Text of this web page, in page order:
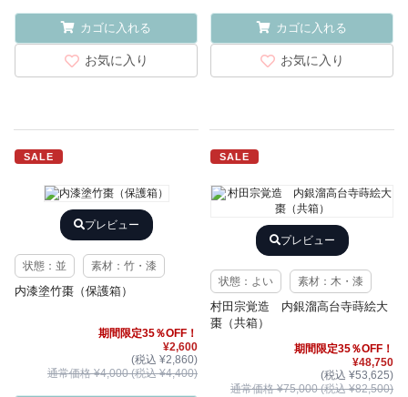
カゴに入れる
お気に入り
カゴに入れる
お気に入り
SALE
プレビュー
状態：並 素材：竹・漆
内漆塗竹棗（保護箱）
期間限定35％OFF！
¥2,600
(税込 ¥2,860)
通常価格 ¥4,000 (税込 ¥4,400)
SALE
プレビュー
状態：よい 素材：木・漆
村田宗覚造 内銀溜高台寺蒔絵大
棗（共箱）
期間限定35％OFF！
¥48,750
(税込 ¥53,625)
通常価格 ¥75,000 (税込 ¥82,500)